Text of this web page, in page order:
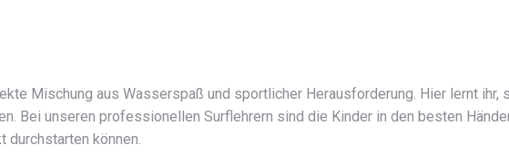
Mischung aus Wasserspaß und sportlicher Herausforderung. Hier lernt ihr,
Bei unseren professionellen Surflehrern sind die Kinder in den besten
können.